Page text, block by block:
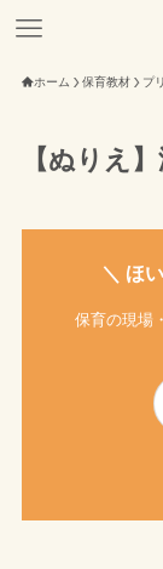
ホーム 保育教材 プ
【ぬりえ
＼ ほい
保育の現場